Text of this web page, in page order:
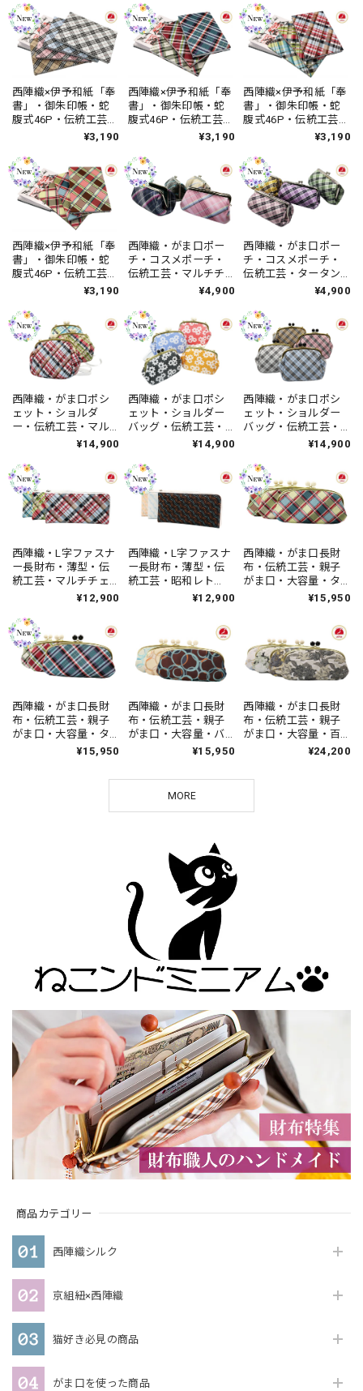
商品カテゴリー
西陣織シルク
京組紐×西陣織
猫好き必見の商品
がま口を使った商品
ド・ユニセックス・
日本製
ックス・日本製
ス・日本製
西陣織×伊予和紙「奉
書」・御朱印帳・蛇
腹式46P・伝統工芸・
タータンチェック・
セックス・日本製
¥3,190
西陣織×伊予和紙「奉
書」・御朱印帳・蛇
腹式46P・伝統工芸・
タータンチェック・
セックス・日本製
¥3,190
西陣織×伊予和紙「奉
書」・御朱印帳・蛇
腹式46P・伝統工芸・
マルチチェック・ハ
ックス・日本製
¥3,190
西陣織×伊予和紙「奉
書」・御朱印帳・蛇
腹式46P・伝統工芸・
タータンチェック・
セックス・日本製
¥3,190
西陣織・がま口ポー
チ・コスメポーチ・
伝統工芸・マルチチ
ェック・普段使い・
ィース・日本製
¥4,900
西陣織・がま口ポー
チ・コスメポーチ・
伝統工芸・タータン
チェック・普段使
レディース・日本製
¥4,900
西陣織・がま口ポシ
ェット・ショルダ
ー・伝統工芸・マル
チチェック・普段使
レディース・日本製
¥14,900
西陣織・がま口ポシ
ェット・ショルダー
バッグ・伝統工芸・
ポップフラワー・普
ド・レディース・日
本製
¥14,900
西陣織・がま口ポシ
ェット・ショルダー
バッグ・伝統工芸・
タータンチェック・
イド・レディース・
日本製
¥14,900
西陣織・L字ファスナ
ー長財布・薄型・伝
統工芸・マルチチェ
ック・ハンドメイ
本製
¥12,900
西陣織・L字ファスナ
ー長財布・薄型・伝
統工芸・昭和レト
ロ・レトロウェー¥12,900
西陣織・がま口長財
布・伝統工芸・親子
がま口・大容量・タ
ータンチェック・大
¥15,950
西陣織・がま口長財
布・伝統工芸・親子
がま口・大容量・タ
ータンチェック・大
¥15,950
西陣織・がま口長財
布・伝統工芸・親子
がま口・大容量・バ
ブルドット・昭和レ
¥15,950
西陣織・がま口長財
布・伝統工芸・親子
がま口・大容量・百
花繚乱・レディー¥24,200
MORE